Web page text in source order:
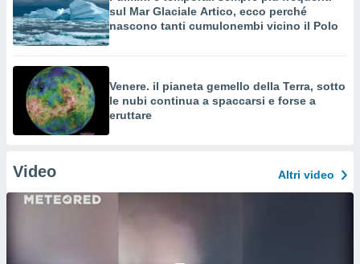
sul Mar Glaciale Artico, ecco perché
nascono tanti cumulonembi vicino il Polo
Venere. il pianeta gemello della Terra, sotto
le nubi continua a spaccarsi e forse a
eruttare
Video Altri video